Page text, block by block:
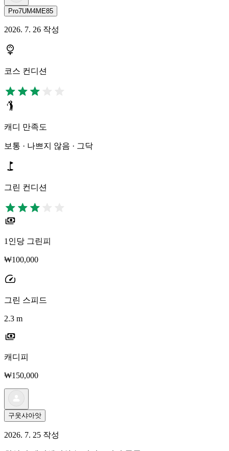
Pro7UM4ME85
2026. 7. 26 작성
코스 컨디션
캐디 만족도
보통 · 나쁘지 않음 · 그닥
그린 컨디션
1인당 그린피
₩100,000
그린 스피드
2.3 m
캐디피
₩150,000
구웃샤아앗
2026. 7. 25 작성